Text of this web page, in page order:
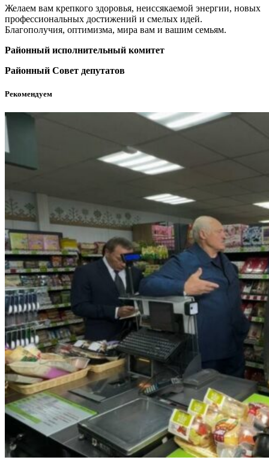
Желаем вам крепкого здоровья, неиссякаемой энергии, новых
профессиональных достижений и смелых идей.
Благополучия, оптимизма, мира вам и вашим семьям.
Районный исполнительный комитет
Районный Совет депутатов
Рекомендуем